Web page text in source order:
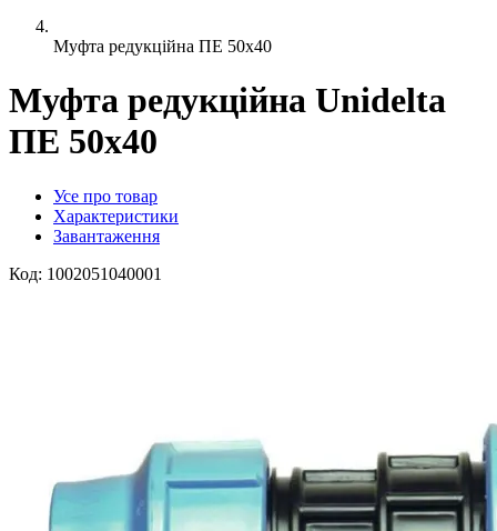
Муфта редукційна ПЕ 50x40
Муфта редукційна Unidelta
ПЕ 50x40
Усе про товар
Характеристики
Завантаження
Код: 1002051040001